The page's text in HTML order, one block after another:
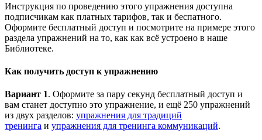
Инструкция по проведению этого упражнения доступна
подписчикам как платных тарифов, так и беспатного.
Оформите бесплатный доступ и посмотрите на примере этого
раздела упражнений на то, как как всё устроено в наше
Библиотеке.
Как получить доступ к упражнению
Вариант 1. Оформите за пару секунд бесплатный доступ и
вам станет доступно это упражнение, и ещё 250 упражнений
из двух разделов: упражнения для традиций
тренинга и упражнения для тренинга коммуникаций.